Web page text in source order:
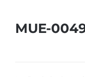
MUE-